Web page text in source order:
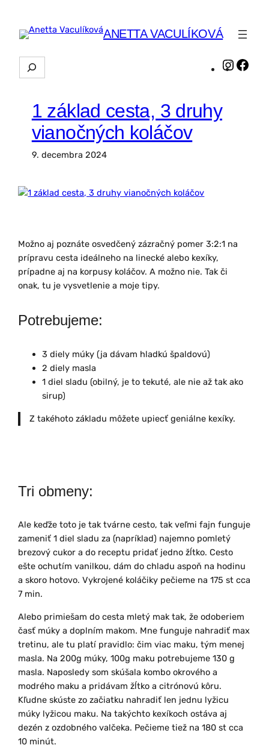
obsah
ANETTA VACULÍKOVÁ
Hľadať
1 základ cesta, 3 druhy
vianočných koláčov
9. decembra 2024
Možno aj poznáte osvedčený zázračný pomer 3:2:1 na
prípravu cesta ideálneho na linecké alebo kexíky,
prípadne aj na korpusy koláčov. A možno nie. Tak či
onak, tu je vysvetlenie a moje tipy.
Potrebujeme:
3 diely múky (ja dávam hladkú špaldovú)
2 diely masla
1 diel sladu (obilný, je to tekuté, ale nie až tak ako
sirup)
Z takéhoto základu môžete upiecť geniálne kexíky.
Tri obmeny:
Ale keďže toto je tak tvárne cesto, tak veľmi fajn funguje
zameniť 1 diel sladu za (napríklad) najemno pomletý
brezový cukor a do receptu pridať jedno žĺtko. Cesto
ešte ochutím vanilkou, dám do chladu aspoň na hodinu
a skoro hotovo. Vykrojené koláčiky pečieme na 175 st cca
7 min.
Alebo primiešam do cesta mletý mak tak, že odoberiem
časť múky a doplním makom. Mne funguje nahradiť max
tretinu, ale tu platí pravidlo: čim viac maku, tým menej
masla. Na 200g múky, 100g maku potrebujeme 130 g
masla. Naposledy som skúšala kombo okrového a
modrého maku a pridávam žĺtko a citrónovú kôru.
Kľudne skúste zo začiatku nahradiť len jednu lyžicu
múky lyžicou maku. Na takýchto kexíkoch ostáva aj
dezén z ozdobného valčeka. Pečieme tiež na 180 st cca
10 minút.